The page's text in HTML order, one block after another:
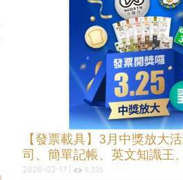
【發票載具】3月中獎放大
司、簡單記帳、英文知識王
好禮
2026-03-17 | 9,335